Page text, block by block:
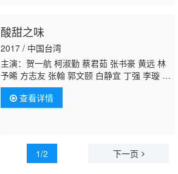
酸甜之味
2017 / 中国台湾
主演：贺一航 柯淑勤 蔡君茹 张书豪 黄远 林
予晞 方志友 张翰 郭文颐 白静宜 丁强 李璇 王
自强 陆弈静 廖慧珍 林思宇 哈孝远 罗启纮 洪
晟文 胡玮杰 胡涛 于悦 许庭瑜 张晋维 张礼
驿 邱木翰 杨少文 高丽红 徐灏翔 翁雅菁 白小
亘 谢雨芝 王韵茹 梁志玮 郭建昌 杨谨华
刘品言 欧阳伦 林雨宣 庄心瑜 林莉 林志
查看详情
1/2 下一页